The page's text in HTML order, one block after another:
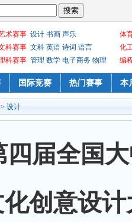
术赛事 设计 书画 声乐
科赛事 文科 英语 诗词 语言
科赛事 管理 数学 电子商务 物理
体
化
编
国际竞赛 热门赛事 本
> 设计
四届全国
创意设